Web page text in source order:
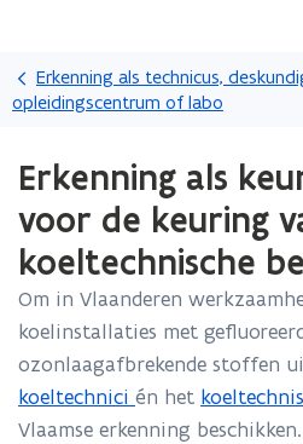
en
Erkenning als technicus,
opleidingscentrum of labo
Zoeken
met
laden.
bevindt
zich
op:
Erkenning
als
keuringsinstelling
voor
de
Erkenning als
voor de keuring
koeltechnische
Om in Vlaanderen
koelinstallaties met
ozonlaagafbrekende stoffen
koeltechnici én het
Vlaamse erkenning beschikken.